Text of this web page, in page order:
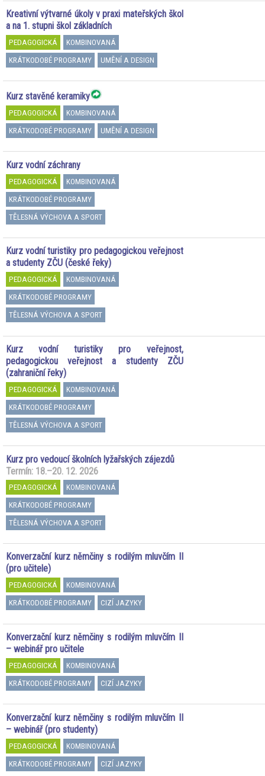
Kreativní výtvarné úkoly v praxi mateřských škol
a na 1. stupni škol základních
PEDAGOGICKÁ
KOMBINOVANÁ
KRÁTKODOBÉ PROGRAMY
UMĚNÍ A DESIGN
Kurz stavěné keramiky
PEDAGOGICKÁ
KOMBINOVANÁ
KRÁTKODOBÉ PROGRAMY
UMĚNÍ A DESIGN
Kurz vodní záchrany
PEDAGOGICKÁ
KOMBINOVANÁ
KRÁTKODOBÉ PROGRAMY
TĚLESNÁ VÝCHOVA A SPORT
Kurz vodní turistiky pro pedagogickou veřejnost
a studenty ZČU (české řeky)
PEDAGOGICKÁ
KOMBINOVANÁ
KRÁTKODOBÉ PROGRAMY
TĚLESNÁ VÝCHOVA A SPORT
Kurz vodní turistiky pro veřejnost,
pedagogickou veřejnost a studenty ZČU
(zahraniční řeky)
PEDAGOGICKÁ
KOMBINOVANÁ
KRÁTKODOBÉ PROGRAMY
TĚLESNÁ VÝCHOVA A SPORT
Kurz pro vedoucí školních lyžařských zájezdů
Termín: 18.–20. 12. 2026
PEDAGOGICKÁ
KOMBINOVANÁ
KRÁTKODOBÉ PROGRAMY
TĚLESNÁ VÝCHOVA A SPORT
Konverzační kurz němčiny s rodilým mluvčím II
(pro učitele)
PEDAGOGICKÁ
KOMBINOVANÁ
KRÁTKODOBÉ PROGRAMY
CIZÍ JAZYKY
Konverzační kurz němčiny s rodilým mluvčím II
– webinář pro učitele
PEDAGOGICKÁ
KOMBINOVANÁ
KRÁTKODOBÉ PROGRAMY
CIZÍ JAZYKY
Konverzační kurz němčiny s rodilým mluvčím II
– webinář (pro studenty)
PEDAGOGICKÁ
KOMBINOVANÁ
KRÁTKODOBÉ PROGRAMY
CIZÍ JAZYKY